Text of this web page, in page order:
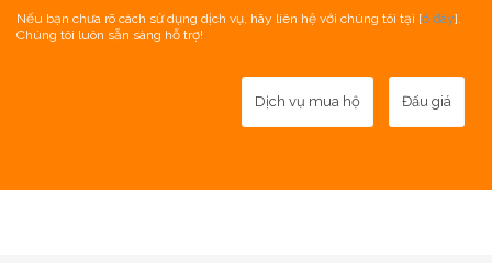
Nếu bạn chưa rõ cách sử dụng dịch vụ, hãy liên hệ với chúng tôi tại [ở đây].
Chúng tôi luôn sẵn sàng hỗ trợ!
Dịch vụ mua hộ Đấu giá